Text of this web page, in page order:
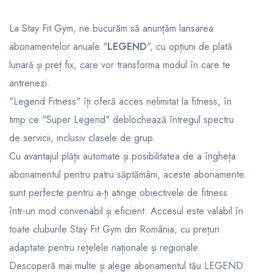
La Stay Fit Gym, ne bucurăm să anunțăm lansarea
abonamentelor anuale "LEGEND", cu opțiuni de plată
lunară și preț fix, care vor transforma modul în care te
antrenezi.
"Legend Fitness" îți oferă acces nelimitat la fitness, în
timp ce "Super Legend" deblochează întregul spectru
de servicii, inclusiv clasele de grup.
Cu avantajul plății automate și posibilitatea de a îngheța
abonamentul pentru patru săptămâni, aceste abonamente
sunt perfecte pentru a-ți atinge obiectivele de fitness
într-un mod convenabil și eficient. Accesul este valabil în
toate cluburile Stay Fit Gym din România, cu prețuri
adaptate pentru rețelele naționale și regionale.
Descoperă mai multe și alege abonamentul tău LEGEND